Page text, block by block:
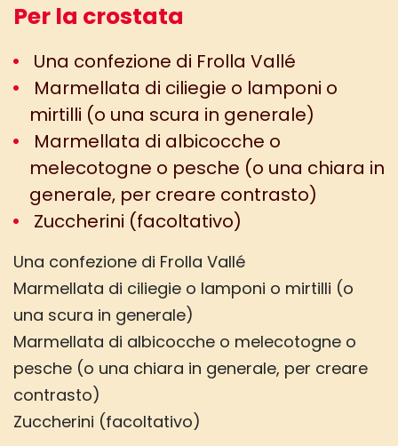
Per la crostata
Una confezione di Frolla Vallé
Marmellata di ciliegie o lamponi o
mirtilli (o una scura in generale)
Marmellata di albicocche o
melecotogne o pesche (o una chiara in
generale, per creare contrasto)
Zuccherini (facoltativo)
Una confezione di Frolla Vallé
Marmellata di ciliegie o lamponi o mirtilli (o
una scura in generale)
Marmellata di albicocche o melecotogne o
pesche (o una chiara in generale, per creare
contrasto)
Zuccherini (facoltativo)